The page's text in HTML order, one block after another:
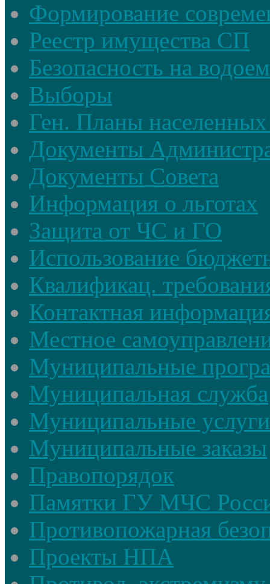
Формирование
Реестр имущества СП
Безопасность на
Выборы
Ген. Планы
Документы
Документы Совета
Информация о льготах
Защита от ЧС и ГО
Использование
Квалификац.
Контактная
Местное
Муниципальные
Муниципальная служба
Муниципальные услуги
Муниципальные заказы
Правопорядок
Памятки ГУ МЧС
Противопожарная
Проекты НПА